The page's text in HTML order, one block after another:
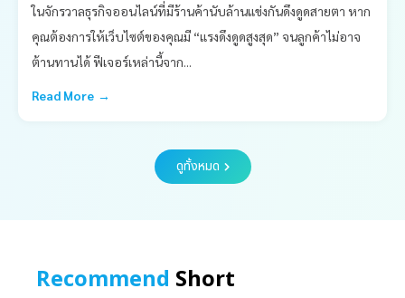
ในจักรวาลธุรกิจออนไลน์ที่มีร้านค้านับล้านแข่งกันดึงดูดสายตา หาก
คุณต้องการให้เว็บไซต์ของคุณมี “แรงดึงดูดสูงสุด” จนลูกค้าไม่อาจ
ต้านทานได้ ฟีเจอร์เหล่านี้จาก...
Read More →
ดูทั้งหมด
Recommend Short